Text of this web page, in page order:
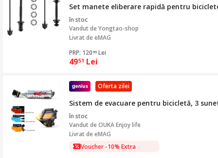
Set manete eliberare rapidă pentru
în stoc
Vandut deYongtao-shop
Livrat de eMAG
PRP: 120 99 Lei
4951 Lei
Oferta zilei
Sistem de evacuare pentru bicicletă, 3
în stoc
Vandut deOUKA Enjoy life
Livrat de eMAG
Voucher -10% Extra